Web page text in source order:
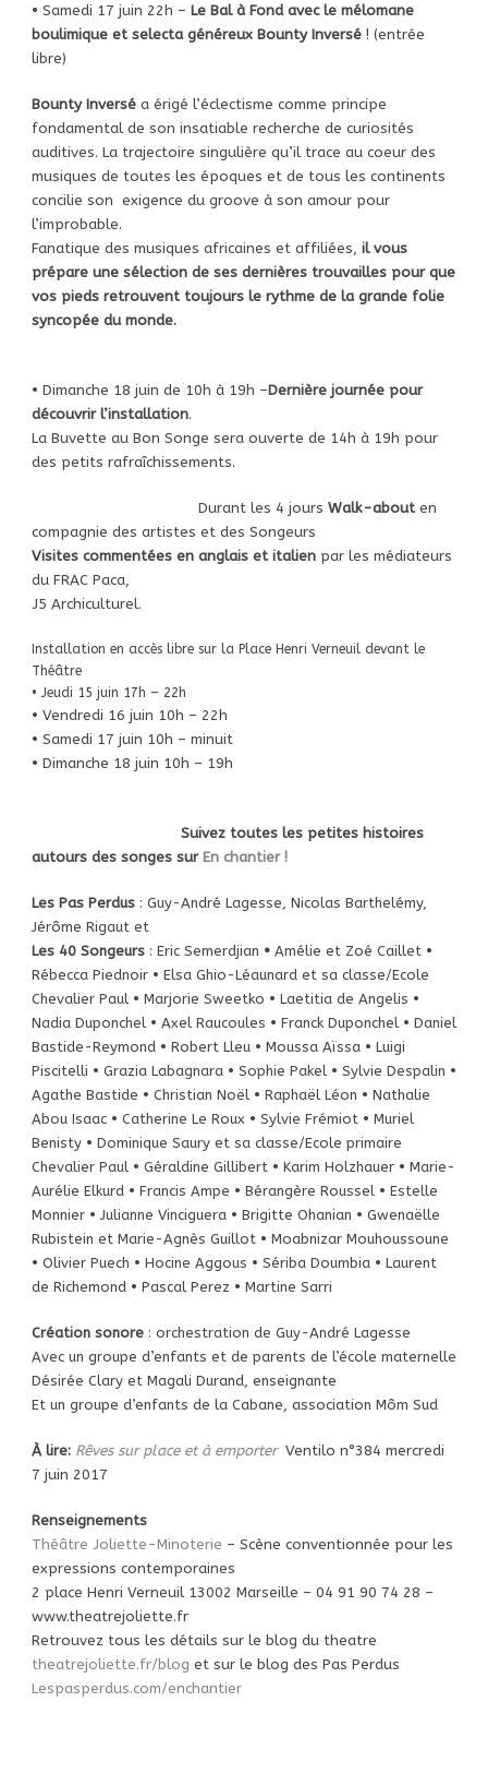
• Samedi 17 juin 22h – Le Bal à Fond avec le mélomane
boulimique et selecta généreux Bounty Inversé ! (entrée
libre)
Bounty Inversé a érigé l’éclectisme comme principe
fondamental de son insatiable recherche de curiosités
auditives. La trajectoire singulière qu’il trace au coeur des
musiques de toutes les époques et de tous les continents
concilie son exigence du groove à son amour pour
l’improbable.
Fanatique des musiques africaines et affiliées, il vous
prépare une sélection de ses dernières trouvailles pour que
vos pieds retrouvent toujours le rythme de la grande folie
syncopée du monde.
• Dimanche 18 juin de 10h à 19h –Dernière journée pour
découvrir l’installation.
La Buvette au Bon Songe sera ouverte de 14h à 19h pour
des petits rafraîchissements.
Durant les 4 jours Walk-about en
compagnie des artistes et des Songeurs
Visites commentées en anglais et italien par les médiateurs
du FRAC Paca,
J5 Archiculturel.
Installation en accès libre sur la Place Henri Verneuil devant le
Théâtre
• Jeudi 15 juin 17h – 22h
• Vendredi 16 juin 10h – 22h
• Samedi 17 juin 10h – minuit
• Dimanche 18 juin 10h – 19h
Suivez toutes les petites histoires
autours des songes sur En chantier !
Les Pas Perdus : Guy-André Lagesse, Nicolas Barthelémy,
Jérôme Rigaut et
Les 40 Songeurs : Eric Semerdjian • Amélie et Zoé Caillet •
Rébecca Piednoir • Elsa Ghio-Léaunard et sa classe/Ecole
Chevalier Paul • Marjorie Sweetko • Laetitia de Angelis •
Nadia Duponchel • Axel Raucoules • Franck Duponchel • Daniel
Bastide-Reymond • Robert Lleu • Moussa Aïssa • Luigi
Piscitelli • Grazia Labagnara • Sophie Pakel • Sylvie Despalin •
Agathe Bastide • Christian Noël • Raphaël Léon • Nathalie
Abou Isaac • Catherine Le Roux • Sylvie Frémiot • Muriel
Benisty • Dominique Saury et sa classe/Ecole primaire
Chevalier Paul • Géraldine Gillibert • Karim Holzhauer • Marie-
Aurélie Elkurd • Francis Ampe • Bérangère Roussel • Estelle
Monnier • Julianne Vinciguera • Brigitte Ohanian • Gwenaëlle
Rubistein et Marie-Agnès Guillot • Moabnizar Mouhoussoune
• Olivier Puech • Hocine Aggous • Sériba Doumbia • Laurent
de Richemond • Pascal Perez • Martine Sarri
Création sonore : orchestration de Guy-André Lagesse
Avec un groupe d’enfants et de parents de l’école maternelle
Désirée Clary et Magali Durand, enseignante
Et un groupe d’enfants de la Cabane, association Môm Sud
À lire: Rêves sur place et à emporter Ventilo n°384 mercredi
7 juin 2017
Renseignements
Théâtre Joliette-Minoterie – Scène conventionnée pour les
expressions contemporaines
2 place Henri Verneuil 13002 Marseille – 04 91 90 74 28 –
www.theatrejoliette.fr
Retrouvez tous les détails sur le blog du theatre
theatrejoliette.fr/blog et sur le blog des Pas Perdus
Lespasperdus.com/enchantier